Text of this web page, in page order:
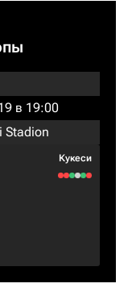
в 19:00
Stadion
Кукеси